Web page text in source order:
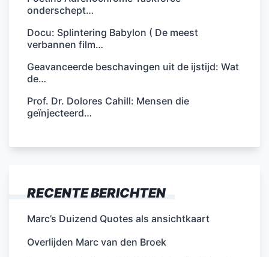
onderschept…
Docu: Splintering Babylon ( De meest
verbannen film…
Geavanceerde beschavingen uit de ijstijd: Wat
de…
Prof. Dr. Dolores Cahill: Mensen die
geïnjecteerd…
RECENTE BERICHTEN
Marc’s Duizend Quotes als ansichtkaart
Overlijden Marc van den Broek